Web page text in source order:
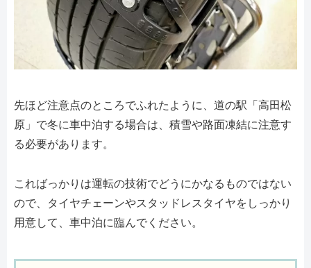
先ほど注意点のところでふれたように、道の駅「高田松
原」で冬に車中泊する場合は、積雪や路面凍結に注意す
る必要があります。
こればっかりは運転の技術でどうにかなるものではない
ので、タイヤチェーンやスタッドレスタイヤをしっかり
用意して、車中泊に臨んでください。